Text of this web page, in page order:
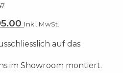
Inkl. MwSt.
auf das
im Showroom montiert.